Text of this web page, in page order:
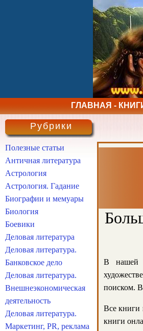
ГЛАВНАЯ -
В нашей
поиском. В
Все книги
книги
Рубрики
Полезные статьи
Античная литература
Астрология
Астрология. Гадание
Биографии и мемуары
Биология
Боевики
Деловая литература
Деловая литература.
Банковское дело
Деловая литература.
Внешнеэкономическая
деятельность
Деловая литература.
Маркетинг, PR, реклама